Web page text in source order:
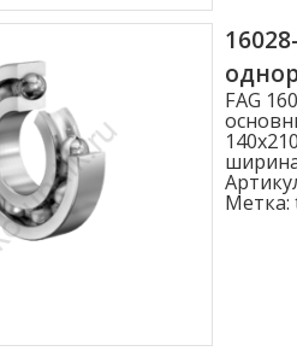
Показать больше
Статическая нагрузка C0r (N)
FAG
Метка: